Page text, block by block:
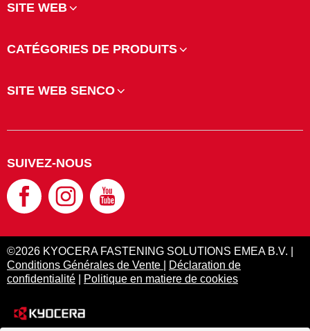
SITE WEB
CATÉGORIES DE PRODUITS
SITE WEB SENCO
SUIVEZ-NOUS
©2026 KYOCERA FASTENING SOLUTIONS EMEA B.V. |
Conditions Générales de Vente
Déclaration de
confidentialité
Politique en matiere de cookies